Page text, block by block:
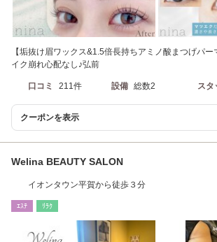
【垢抜け眉ワックス&1.5倍長持ちアミノ酸まつげパ
イク崩れ心配なし♪弘前
口コミ 211件 設備 総数2 スタ
クーポンを表示
Welina BEAUTY SALON
イオンタウン平賀から徒歩３分
ｴｽﾃ ﾘﾗｸ